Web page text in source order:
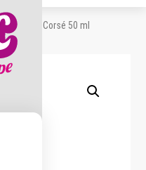
– Tabac Corsé 50 ml